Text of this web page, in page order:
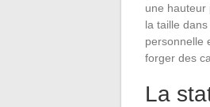
une hauteur
la taille
personnelle
forger des
La